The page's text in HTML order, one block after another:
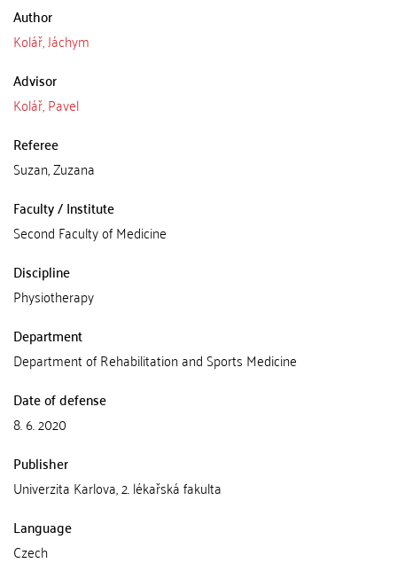
Author
Kolář, Jáchym
Advisor
Kolář, Pavel
Referee
Suzan, Zuzana
Faculty / Institute
Second Faculty of Medicine
Discipline
Physiotherapy
Department
Department of Rehabilitation and Sports Medicine
Date of defense
8. 6. 2020
Publisher
Univerzita Karlova, 2. lékařská fakulta
Language
Czech